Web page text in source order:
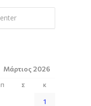
Μάρτιος 2026
Π Σ Κ
1